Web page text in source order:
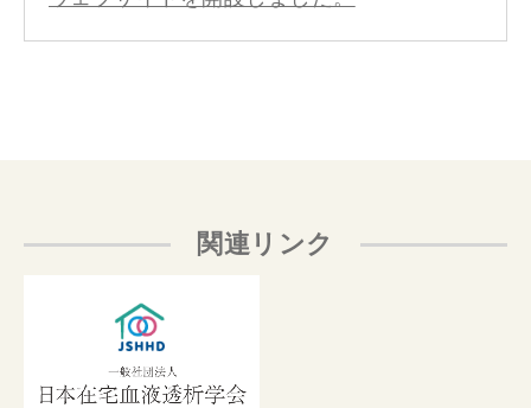
関連リンク